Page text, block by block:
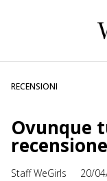
RECENSIONI
Ovunque
recensione
Staff WeGirls 20/